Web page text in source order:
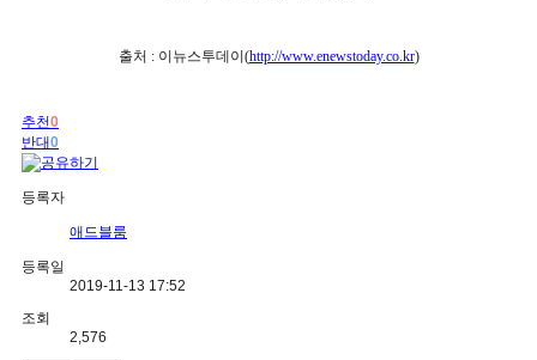
출처 : 이뉴스투데이 (http://www.enewstoday.co.kr)
추천0
반대0
등록자
애드블룸
등록일
2019-11-13 17:52
조회
2,576